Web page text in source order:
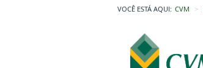
VOCÊ ESTÁ AQUI: CVM